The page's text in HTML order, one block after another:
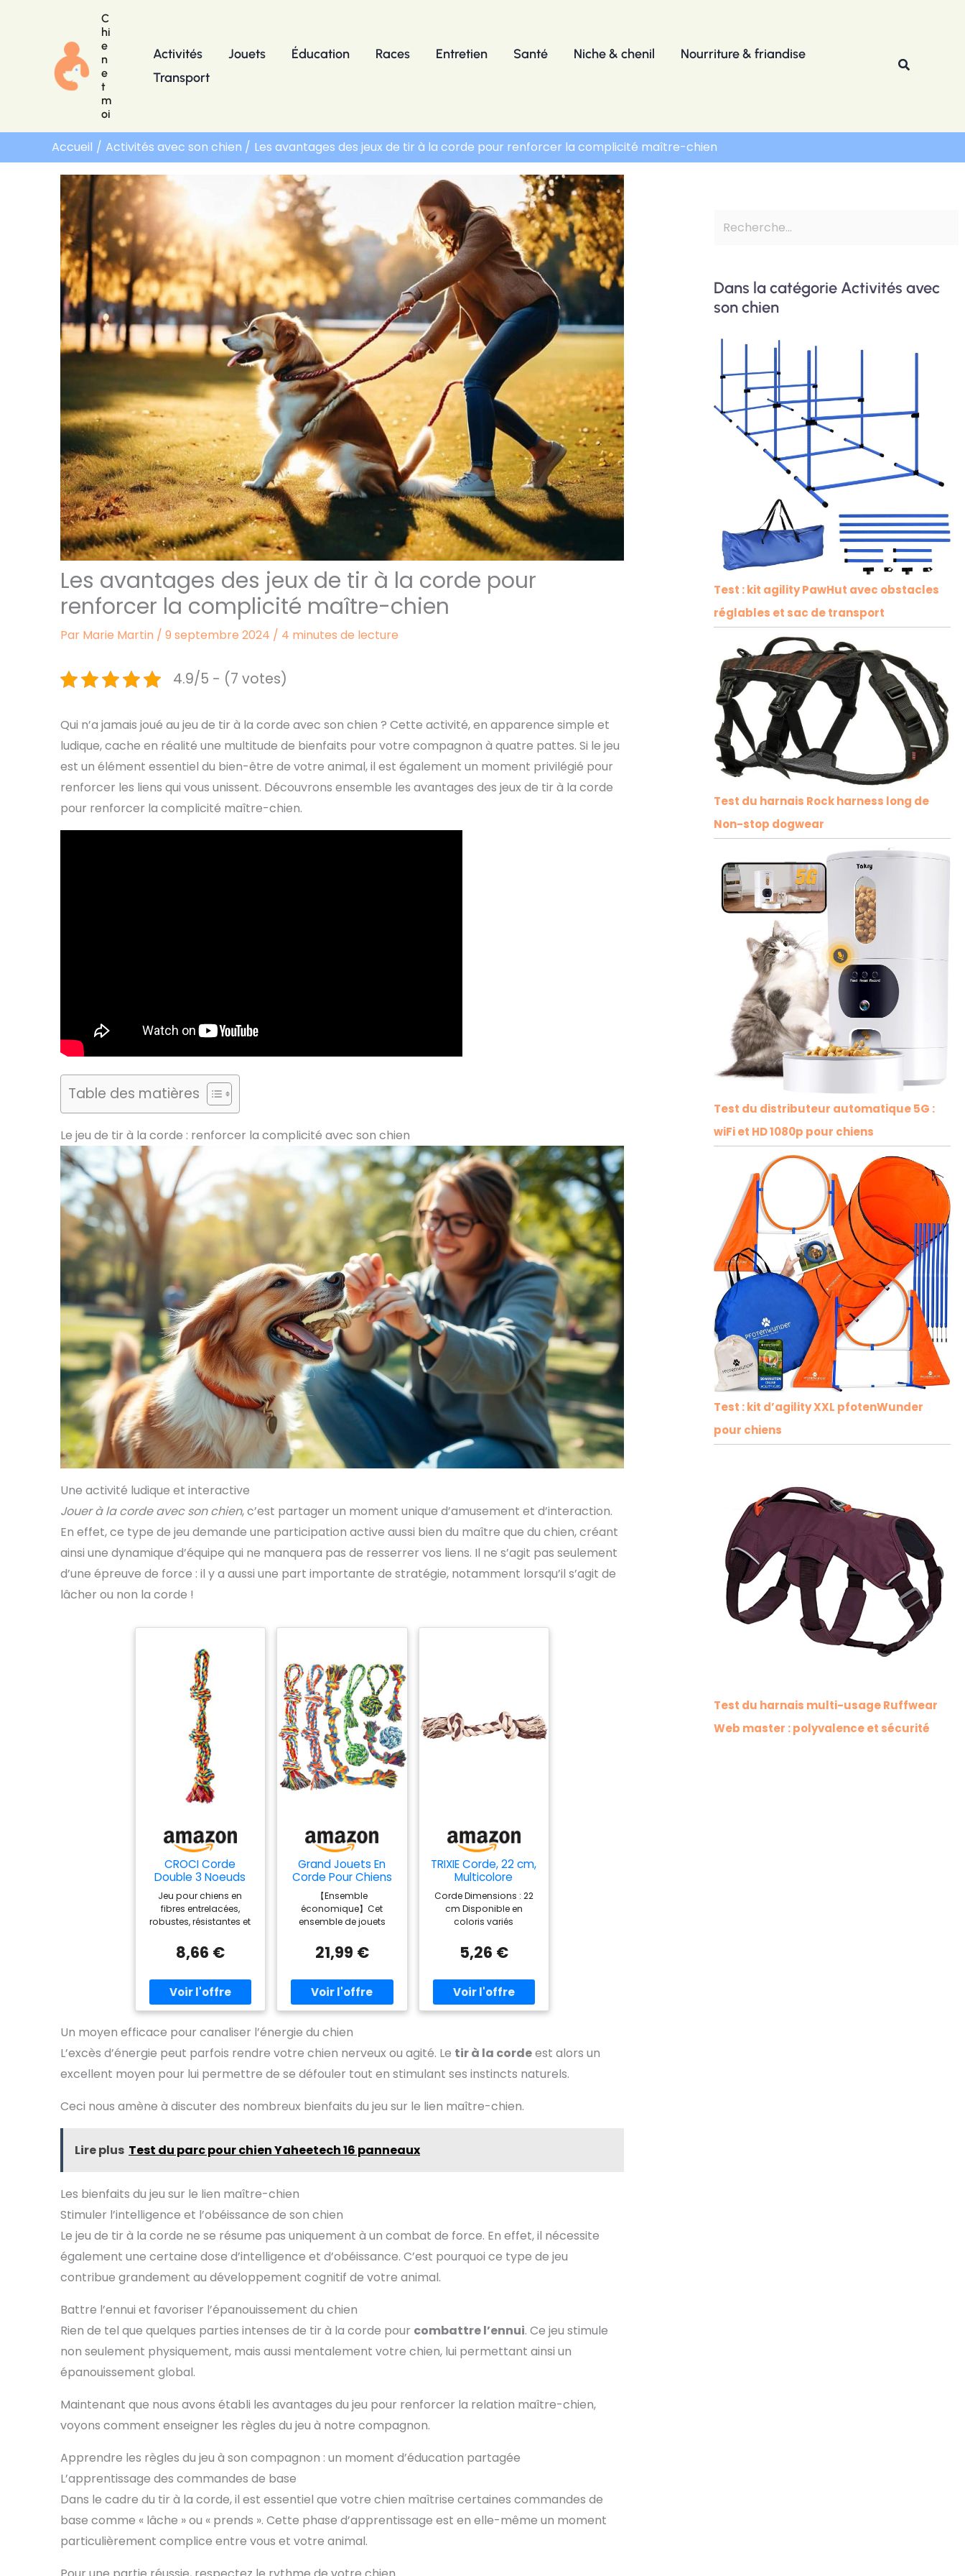
C
hi
e
n
e
t
m
oi
Activités Jouets Éducation Races Entretien Santé Niche & chenil
Nourriture & friandise
Transport
Accueil Activités avec son chien Les avantages des jeux de tir à la corde pour renforcer la complicité maître-chien
Les avantages des jeux de tir à la corde pour
renforcer la complicité maître-chien
Par Marie Martin / 9 septembre 2024 / 4 minutes de lecture
4.9/5 - (7 votes)
Qui n’a jamais joué au jeu de tir à la corde avec son chien ? Cette activité, en apparence simple et
ludique, cache en réalité une multitude de bienfaits pour votre compagnon à quatre pattes. Si le jeu
est un élément essentiel du bien-être de votre animal, il est également un moment privilégié pour
renforcer les liens qui vous unissent. Découvrons ensemble les avantages des jeux de tir à la corde
pour renforcer la complicité maître-chien.
Table des matières
Le jeu de tir à la corde : renforcer la complicité avec son chien
Une activité ludique et interactive
Jouer à la corde avec son chien, c’est partager un moment unique d’amusement et d’interaction.
En effet, ce type de jeu demande une participation active aussi bien du maître que du chien, créant
ainsi une dynamique d’équipe qui ne manquera pas de resserrer vos liens. Il ne s’agit pas seulement
d’une épreuve de force : il y a aussi une part importante de stratégie, notamment lorsqu’il s’agit de
lâcher ou non la corde !
CROCI Corde
Double 3 Noeuds
pour Chien 55.8
cm/496 g
Jeu pour chiens en
fibres entrelacées,
robustes, résistantes et
les dents du chien
pendant qu'il joue Les
place inter dentale
pendant que le chien
mâche la corde
8,66 €
Grand Jouets En
Corde Pour Chiens
De Grande,
Moyenne Et Petite
Taille
【Ensemble
économique】Cet
ensemble de jouets
grandes cordes, qui
sont parfaites pour les
les 5 autres sont
principalement
destinées au
divertissement
quotidien et à la
mastication des chiens.
pour chien est très
des dents des chiens et
aux besoins quotidiens
grande, moyenne et
parfaite de jouets pour
et mâcher】deux
cordes à 3 nœuds et
une corde à 5 nœuds
sont le meilleur choix
pour les mâcheurs
agressifs. Idéal pour
jouer à la corde à la
maison ou à l'extérieur.
La combinaison de
balles en corde est
interagissent. Bien
qu'elle soit solide mais
pas aussi bonne que
correctement. La balle
conçue dans un
matériau solide.
【Haute qualité et non
toxique】 Vous pouvez
corde en toute
21,99 €
TRIXIE Corde, 22 cm,
Multicolore
Corde Dimensions : 22
cm Disponible en
coloris variés
5,26 €
Un moyen efficace pour canaliser l’énergie du chien
L’excès d’énergie peut parfois rendre votre chien nerveux ou agité. Le tir à la cordeest alors un
excellent moyen pour lui permettre de se défouler tout en stimulant ses instincts naturels.
Ceci nous amène à discuter des nombreux bienfaits du jeu sur le lien maître-chien.
Lire plus Test du parc pour chien Yaheetech 16 panneaux
Les bienfaits du jeu sur le lien maître-chien
Stimuler l’intelligence et l’obéissance de son chien
Le jeu de tir à la corde ne se résume pas uniquement à un combat de force. En effet, il nécessite
également une certaine dose d’intelligence et d’obéissance. C’est pourquoi ce type de jeu
contribue grandement au développement cognitif de votre animal.
Battre l’ennui et favoriser l’épanouissement du chien
Rien de tel que quelques parties intenses de tir à la corde pour combattre l’ennui. Ce jeu stimule
non seulement physiquement, mais aussi mentalement votre chien, lui permettant ainsi un
épanouissement global.
Maintenant que nous avons établi les avantages du jeu pour renforcer la relation maître-chien,
voyons comment enseigner les règles du jeu à notre compagnon.
Apprendre les règles du jeu à son compagnon : un moment d’éducation partagée
L’apprentissage des commandes de base
Dans le cadre du tir à la corde, il est essentiel que votre chien maîtrise certaines commandes de
base comme « lâche » ou « prends ». Cette phase d’apprentissage est en elle-même un moment
particulièrement complice entre vous et votre animal.
c
c
Dans la catégorie Activités avec
son chien
Test : kit agility PawHut avec obstacles
réglables et sac de transport
Test du harnais Rock harness long de
Non-stop dogwear
Test du distributeur automatique 5G :
wiFi et HD 1080p pour chiens
Test : kit d’agility XXL pfotenWunder
pour chiens
Test du harnais multi-usage Ruffwear
Web master : polyvalence et sécurité